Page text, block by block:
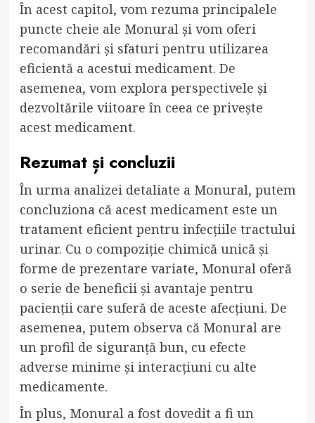
În acest capitol, vom rezuma principalele
puncte cheie ale Monural și vom oferi
recomandări și sfaturi pentru utilizarea
eficientă a acestui medicament. De
asemenea, vom explora perspectivele și
dezvoltările viitoare în ceea ce privește
acest medicament.
Rezumat și concluzii
În urma analizei detaliate a Monural, putem
concluziona că acest medicament este un
tratament eficient pentru infecțiile tractului
urinar. Cu o compoziție chimică unică și
forme de prezentare variate, Monural oferă
o serie de beneficii și avantaje pentru
pacienții care suferă de aceste afecțiuni. De
asemenea, putem observa că Monural are
un profil de siguranță bun, cu efecte
adverse minime și interacțiuni cu alte
medicamente.
În plus, Monural a fost dovedit a fi un